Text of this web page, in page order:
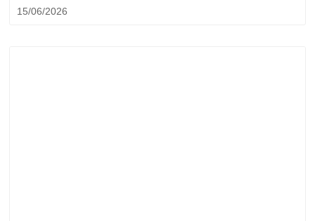
15/06/2026